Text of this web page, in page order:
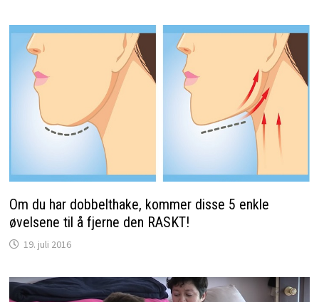
Om du har dobbelthake, kommer disse 5 enkle
øvelsene til å fjerne den RASKT!
19. juli 2016